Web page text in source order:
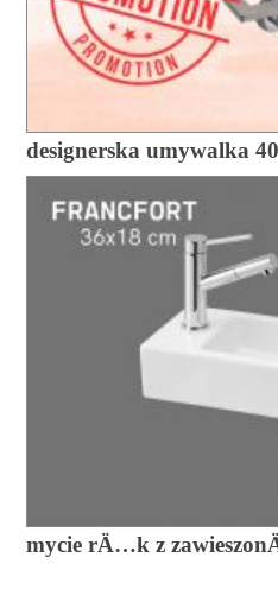
designerska umywalka
mycie rÄ…k z